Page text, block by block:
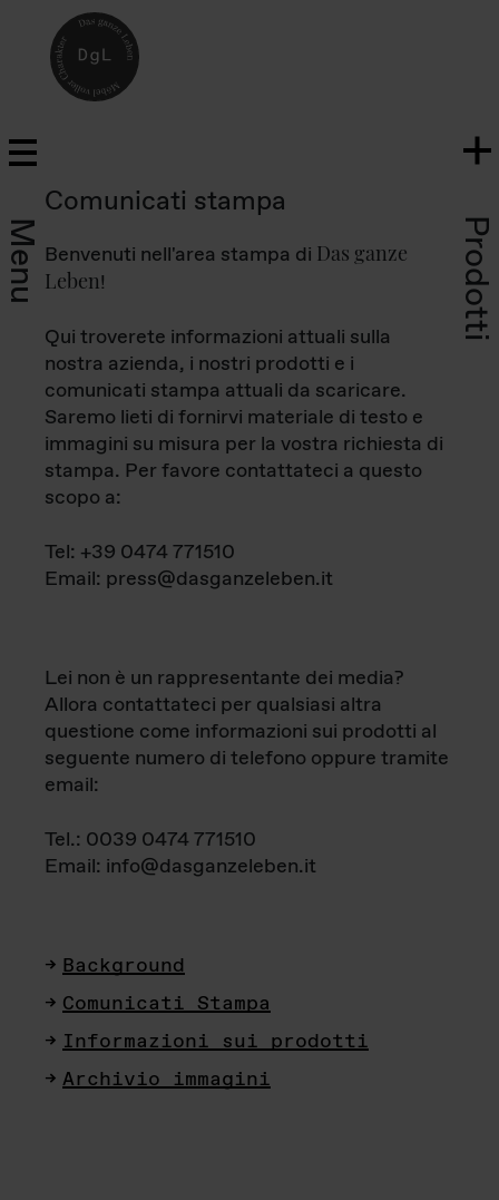
Menu Prodotti
Comunicati stampa
Benvenuti nell'area stampa di Das ganze
Leben!
Qui troverete informazioni attuali sulla
nostra azienda, i nostri prodotti e i
comunicati stampa attuali da scaricare.
Saremo lieti di fornirvi materiale di testo e
immagini su misura per la vostra richiesta di
stampa. Per favore contattateci a questo
scopo a:
Tel: +39 0474 771510
Email: press@dasganzeleben.it
Lei non è un rappresentante dei media?
Allora contattateci per qualsiasi altra
questione come informazioni sui prodotti al
seguente numero di telefono oppure tramite
email:
Tel.: 0039 0474 771510
Email: info@dasganzeleben.it
Background
Comunicati Stampa
Informazioni sui prodotti
Archivio immagini